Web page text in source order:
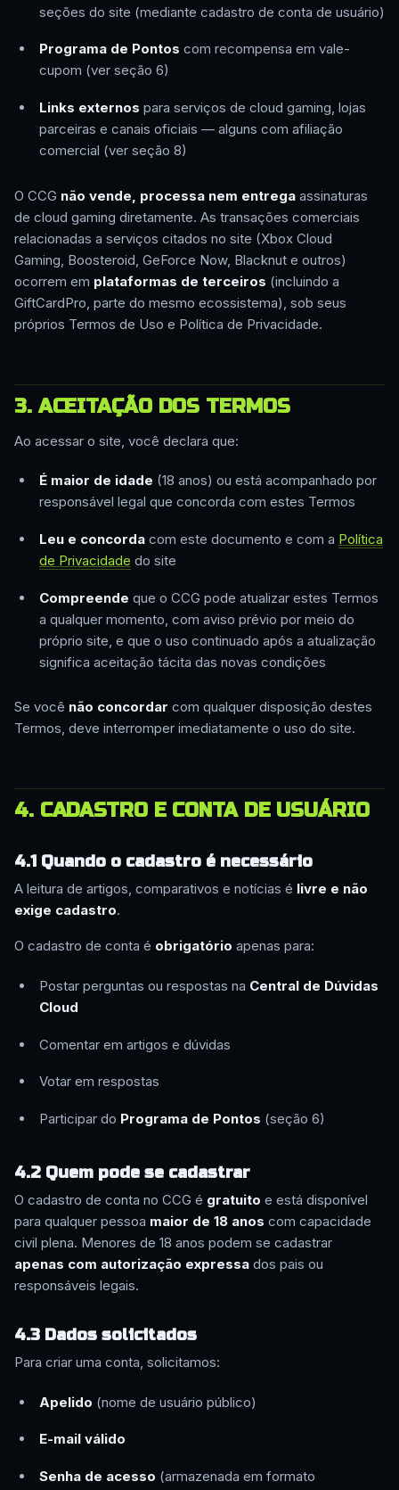
seções do site (mediante cadastro de conta de usuário)
Programa de Pontos com recompensa em vale-
cupom (ver seção 6)
Links externos para serviços de cloud gaming, lojas
parceiras e canais oficiais — alguns com afiliação
comercial (ver seção 8)
O CCG não vende, processa nem entrega assinaturas
de cloud gaming diretamente. As transações comerciais
relacionadas a serviços citados no site (Xbox Cloud
Gaming, Boosteroid, GeForce Now, Blacknut e outros)
ocorrem em plataformas de terceiros (incluindo a
GiftCardPro, parte do mesmo ecossistema), sob seus
próprios Termos de Uso e Política de Privacidade.
3. ACEITAÇÃO DOS TERMOS
Ao acessar o site, você declara que:
É maior de idade (18 anos) ou está acompanhado por
responsável legal que concorda com estes Termos
Leu e concordacom este documento e com a Política
de Privacidade do site
Compreende que o CCG pode atualizar estes Termos
a qualquer momento, com aviso prévio por meio do
próprio site, e que o uso continuado após a atualização
significa aceitação tácita das novas condições
Se você não concordar com qualquer disposição destes
Termos, deve interromper imediatamente o uso do site.
4. CADASTRO E CONTA DE USUÁRIO
4.1 Quando o cadastro é necessário
A leitura de artigos, comparativos e notícias é livre e não
exige cadastro.
O cadastro de conta é obrigatório apenas para:
Postar perguntas ou respostas na Central de Dúvidas
Cloud
Comentar em artigos e dúvidas
Votar em respostas
Participar do Programa de Pontos (seção 6)
4.2 Quem pode se cadastrar
O cadastro de conta no CCG é gratuito e está disponível
para qualquer pessoa maior de 18 anos com capacidade
civil plena. Menores de 18 anos podem se cadastrar
apenas com autorização expressa dos pais ou
responsáveis legais.
4.3 Dados solicitados
Para criar uma conta, solicitamos:
Apelido (nome de usuário público)
E-mail válido
Senha de acesso (armazenada em formato